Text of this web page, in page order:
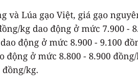
Lúa gạo Việt, giá gạo
kg dao động ở mức 7.900
động ở mức 8.900 - 9.100
động ở mức 8.800 - 8.900
đồng/kg.